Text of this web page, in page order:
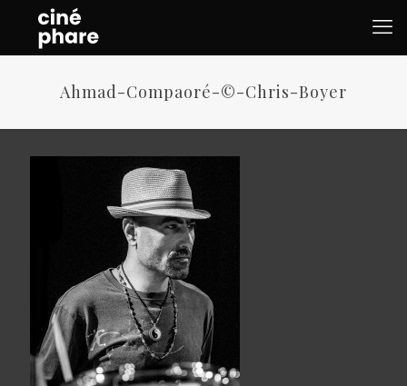
Ahmad-Compaoré-©-Chris-Boyer